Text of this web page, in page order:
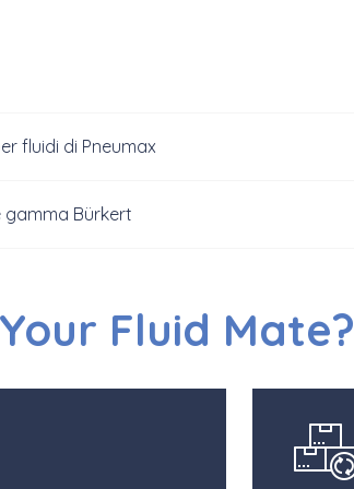
fluidi di Pneumax
Bürkert
Fluid Mate?